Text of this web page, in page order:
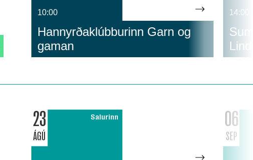
10:00
Hannyrðaklúbburinn Garn og
gaman
14:00
23
ÁGÚ
Salurinn 06
SEP